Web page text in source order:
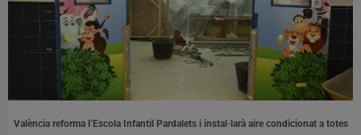
València reforma l’Escola Infantil Pardalets i instal·larà aire condicionat a totes